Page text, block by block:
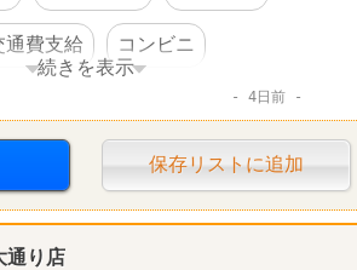
通費支給 コンビニ
続きを表示
4日前
保存リストに追加
り店